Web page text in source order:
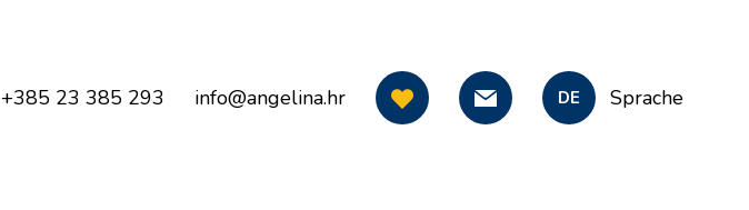
+385 23 385 293 info@angelina.hr DE Sprache